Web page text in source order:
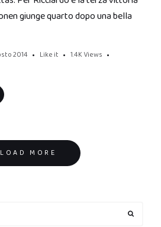
giunge quarto dopo una bella
2014 Like it 1.4K Views
LOAD MORE